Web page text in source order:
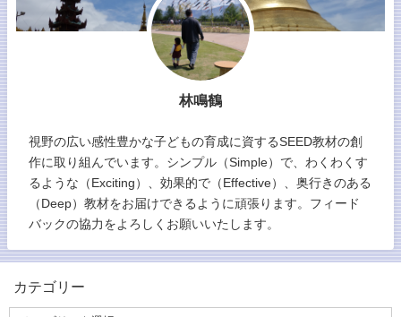
林鳴鶴
視野の広い感性豊かな子どもの育成に資するSEED教材の創
作に取り組んでいます。シンプル（Simple）で、わくわくす
るような（Exciting）、効果的で（Effective）、奥行きのある
（Deep）教材をお届けできるように頑張ります。フィード
バックの協力をよろしくお願いいたします。
カテゴリー